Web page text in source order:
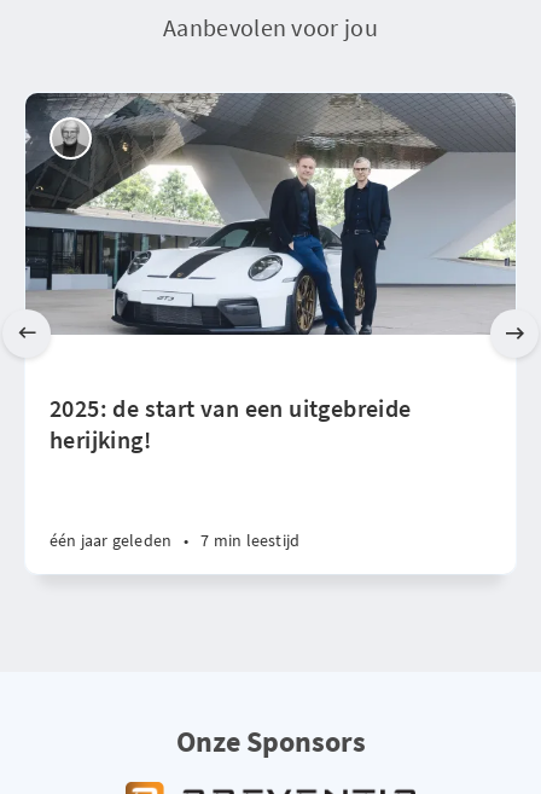
Aanbevolen voor jou
2025: de start van een uitgebreide
herijking!
één jaar geleden • 7 min leestijd
Onze Sponsors